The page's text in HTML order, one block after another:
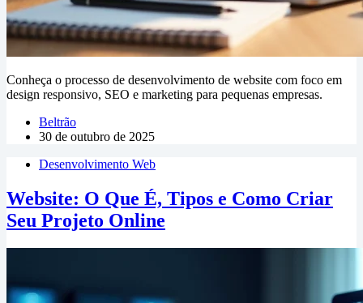
Conheça o processo de desenvolvimento de website com foco em
design responsivo, SEO e marketing para pequenas empresas.
Beltrão
30 de outubro de 2025
Desenvolvimento Web
Website: O Que É, Tipos e Como Criar
Seu Projeto Online